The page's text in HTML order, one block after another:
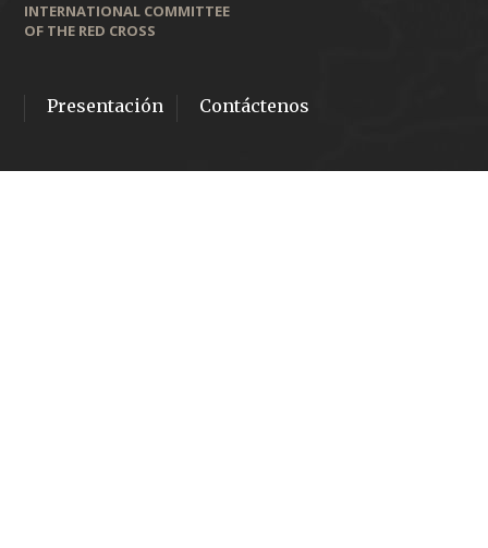
INTERNATIONAL COMMITTEE
OF THE RED CROSS
Presentación Contáctenos